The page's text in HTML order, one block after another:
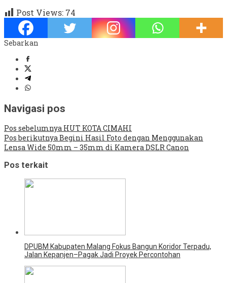
Post Views: 74
Sebarkan
Navigasi pos
Pos sebelumnya HUT KOTA CIMAHI
Pos berikutnyaBegini Hasil Foto dengan Menggunakan
Lensa Wide 50mm – 35mm di Kamera DSLR Canon
Pos terkait
DPUBM Kabupaten Malang Fokus Bangun Koridor Terpadu,
Jalan Kepanjen–Pagak Jadi Proyek Percontohan